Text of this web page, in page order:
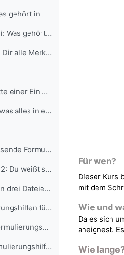
Word-Datei: Was gehört in die Einleitung?
OpenDoc-Datei: Was gehört in die Einleitung?
Hier kannst Du Dir alle Merkmale aus dem Video noc...
Quiz: Teilschritte einer Einleitung
Weißt Du nun, was alles in eine Einleitung hinein ...
Wie finde ich passende Formulierungen für meine E...
Ziele von Kapitel 2: Du weißt schon, was eine Einl...
Bei den folgenden drei Dateien handelt es sich u...
PDF: Formulierungshilfen für die Einleitung
Word-Datei: Formulierungshilfen für die Einleitung
OpenDoc: Formulierungshilfen für die Einleitung
Für wen?
Dieser Kurs
mit dem
Wie und
Da es sich
aneignest.
Wie